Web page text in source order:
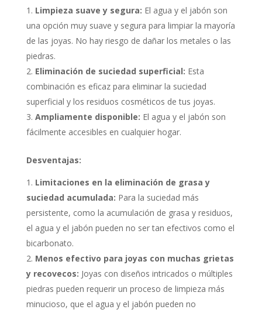
Limpieza suave y segura: El agua y el jabón son
una opción muy suave y segura para limpiar la mayoría
de las joyas. No hay riesgo de dañar los metales o las
piedras.
Eliminación de suciedad superficial: Esta
combinación es eficaz para eliminar la suciedad
superficial y los residuos cosméticos de tus joyas.
Ampliamente disponible: El agua y el jabón son
fácilmente accesibles en cualquier hogar.
Desventajas:
Limitaciones en la eliminación de grasa y
suciedad acumulada: Para la suciedad más
persistente, como la acumulación de grasa y residuos,
el agua y el jabón pueden no ser tan efectivos como el
bicarbonato.
Menos efectivo para joyas con muchas grietas
y recovecos: Joyas con diseños intricados o múltiples
piedras pueden requerir un proceso de limpieza más
minucioso, que el agua y el jabón pueden no